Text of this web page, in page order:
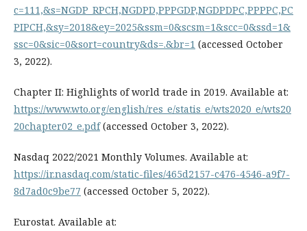
c=111,&s=NGDP_RPCH,NGDPD,PPPGDP,NGDPDPC,PPPPC,PC
PIPCH,&sy=2018&ey=2025&ssm=0&scsm=1&scc=0&ssd=1&
ssc=0&sic=0&sort=country&ds=.&br=1 (accessed October
3, 2022).
Chapter II: Highlights of world trade in 2019. Available at:
https://www.wto.org/english/res_e/statis_e/wts2020_e/wts20
20chapter02_e.pdf(accessed October 3, 2022).
Nasdaq 2022/2021 Monthly Volumes. Available at:
https://ir.nasdaq.com/static-files/465d2157-c476-4546-a9f7-
8d7ad0c9be77 (accessed October 5, 2022).
Eurostat. Available at: